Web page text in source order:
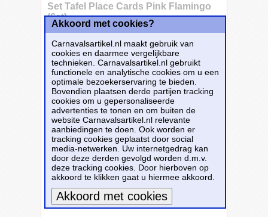
Set Tafel Place Cards Pink Flamingo
(6st)
Akkoord met cookies?
Carnavalsartikel.nl maakt gebruik van
cookies en daarmee vergelijkbare
technieken. Carnavalsartikel.nl gebruikt
functionele en analytische cookies om u een
optimale bezoekerservaring te bieden.
Bovendien plaatsen derde partijen tracking
cookies om u gepersonaliseerde
advertenties te tonen en om buiten de
website Carnavalsartikel.nl relevante
aanbiedingen te doen. Ook worden er
tracking cookies geplaatst door social
media-netwerken. Uw internetgedrag kan
door deze derden gevolgd worden d.m.v.
deze tracking cookies. Door hierboven op
akkoord te klikken gaat u hiermee akkoord.